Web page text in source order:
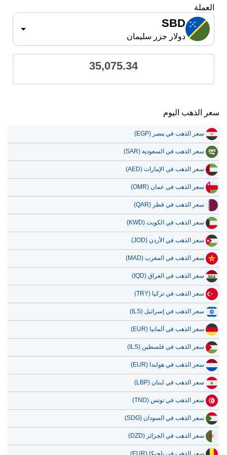
العملة
SBD
دولار جزر سليمان
35,075.34
سعر الذهب اليوم
سعر الذهب في مصر (EGP)
سعر الذهب في السعودية (SAR)
سعر الذهب في الإمارات (AED)
سعر الذهب في عمان (OMR)
سعر الذهب في قطر (QAR)
سعر الذهب في الكويت (KWD)
سعر الذهب في الأردن (JOD)
سعر الذهب في المغرب (MAD)
سعر الذهب في العراق (IQD)
سعر الذهب في تركيا (TRY)
سعر الذهب في إسرائيل (ILS)
سعر الذهب في ألمانيا (EUR)
سعر الذهب في فلسطين (ILS)
سعر الذهب في هولندا (EUR)
سعر الذهب في لبنان (LBP)
سعر الذهب في تونس (TND)
سعر الذهب في السودان (SDG)
سعر الذهب في الجزائر (DZD)